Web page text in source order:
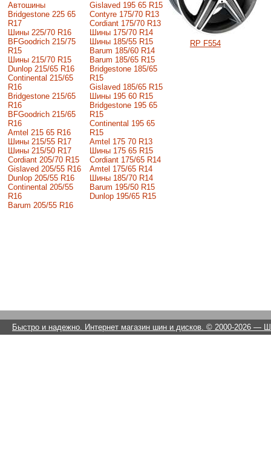
Автошины
Bridgestone 225 65
R17
Шины 225/70 R16
BFGoodrich 215/75
R15
Шины 215/70 R15
Dunlop 215/65 R16
Continental 215/65
R16
Bridgestone 215/65
R16
BFGoodrich 215/65
R16
Amtel 215 65 R16
Шины 215/55 R17
Шины 215/50 R17
Сordiant 205/70 R15
Gislaved 205/55 R16
Dunlop 205/55 R16
Continental 205/55
R16
Barum 205/55 R16
Gislaved 195 65 R15
Contyre 175/70 R13
Cordiant 175/70 R13
Шины 175/70 R14
Шины 185/55 R15
Barum 185/60 R14
Barum 185/65 R15
Bridgestone 185/65
R15
Gislaved 185/65 R15
Шины 195 60 R15
Bridgestone 195 65
R15
Continental 195 65
R15
Amtel 175 70 R13
Шины 175 65 R15
Cordiant 175/65 R14
Amtel 175/65 R14
Шины 185/70 R14
Barum 195/50 R15
Dunlop 195/65 R15
RP F554
Быстро и надежно. Интернет магазин шин и дисков. © 2000-2026 —